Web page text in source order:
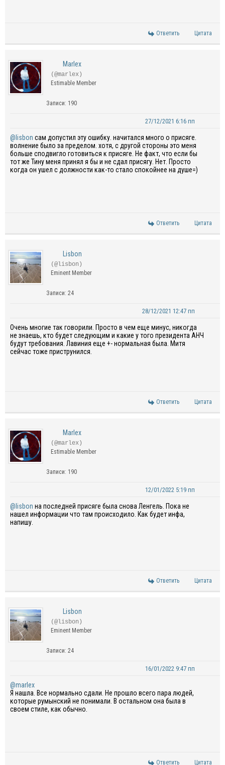
Ответить Цитата
Marlex
(@marlex)
Estimable Member
Записи: 190
27/12/2021 6:16 пп
@lisbon сам допустил эту ошибку. начитался много о присяге.
волнение было за пределом. хотя, с другой стороны это меня
больше сподвигло готовиться к присяге. Не факт, что если бы
тот же Тину меня принял я бы и не сдал присягу. Нет. Просто
когда он ушел с должности как-то стало спокойнее на душе=)
Ответить Цитата
Lisbon
(@lisbon)
Eminent Member
Записи: 24
28/12/2021 12:47 пп
Очень многие так говорили. Просто в чем еще минус, никогда
не знаешь, кто будет следующим и какие у того президента АНЧ
будут требования. Лавиния еще +- нормальная была. Митя
сейчас тоже приструнился.
Ответить Цитата
Marlex
(@marlex)
Estimable Member
Записи: 190
12/01/2022 5:19 пп
@lisbon на последней присяге была снова Ленгель. Пока не
нашел информации что там происходило. Как будет инфа,
напишу.
Ответить Цитата
Lisbon
(@lisbon)
Eminent Member
Записи: 24
16/01/2022 9:47 пп
@marlex
Я нашла. Все нормально сдали. Не прошло всего пара людей,
которые румынский не понимали. В остальном она была в
своем стиле, как обычно.
Ответить Цитата